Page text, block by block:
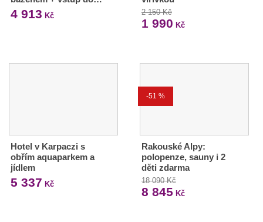
4 913 Kč 2 150 Kč
1 990 Kč
Hotel v Karpaczi s
obřím aquaparkem a
jídlem
5 337 Kč
-51 %
Rakouské Alpy:
polopenze, sauny i 2
děti zdarma
18 090 Kč
8 845 Kč